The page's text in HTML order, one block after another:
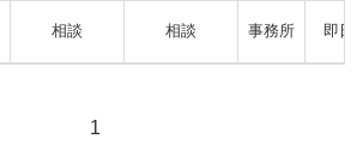
相談 相談 事務所 即日
1